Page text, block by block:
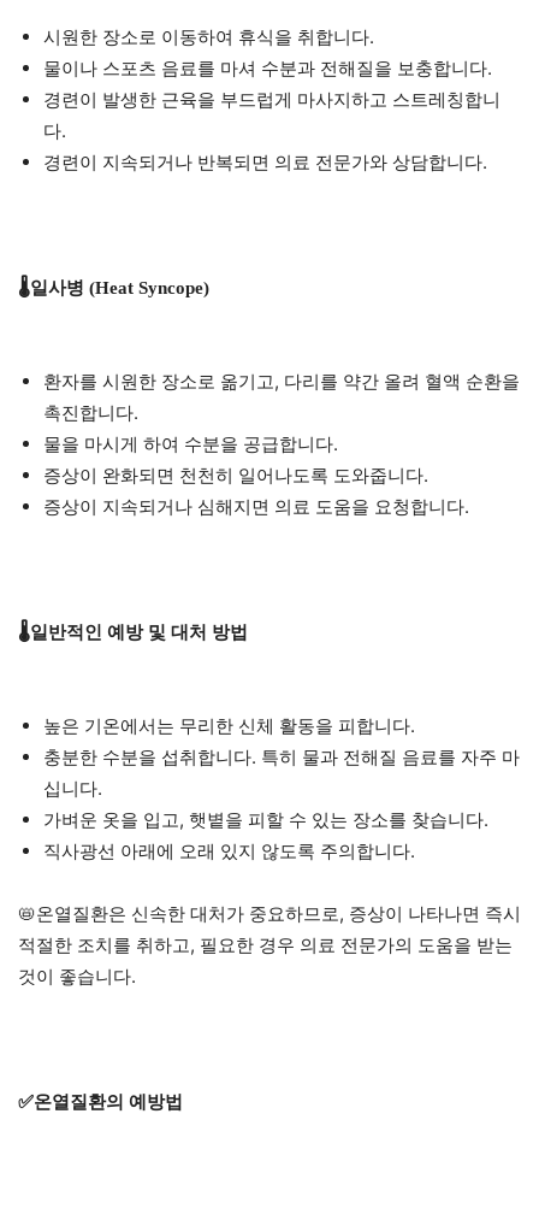
시원한 장소로 이동하여 휴식을 취합니다.
물이나 스포츠 음료를 마셔 수분과 전해질을 보충합니다.
경련이 발생한 근육을 부드럽게 마사지하고 스트레칭합니
다.
경련이 지속되거나 반복되면 의료 전문가와 상담합니다.
🌡️일사병 (Heat Syncope)
환자를 시원한 장소로 옮기고, 다리를 약간 올려 혈액 순환을
촉진합니다.
물을 마시게 하여 수분을 공급합니다.
증상이 완화되면 천천히 일어나도록 도와줍니다.
증상이 지속되거나 심해지면 의료 도움을 요청합니다.
🌡️일반적인 예방 및 대처 방법
높은 기온에서는 무리한 신체 활동을 피합니다.
충분한 수분을 섭취합니다. 특히 물과 전해질 음료를 자주 마
십니다.
가벼운 옷을 입고, 햇볕을 피할 수 있는 장소를 찾습니다.
직사광선 아래에 오래 있지 않도록 주의합니다.
📛온열질환은 신속한 대처가 중요하므로, 증상이 나타나면 즉시
적절한 조치를 취하고, 필요한 경우 의료 전문가의 도움을 받는
것이 좋습니다.
✅온열질환의 예방법